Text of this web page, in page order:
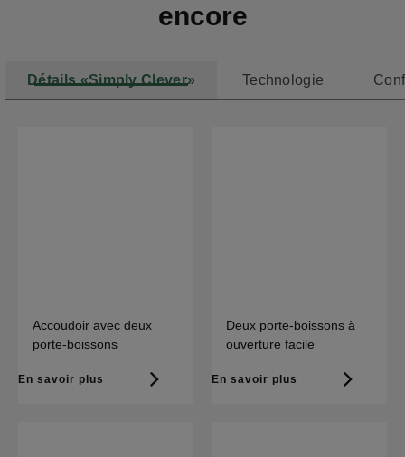
encore
Détails «Simply Clever» Technologie
Accoudoir avec deux
porte-boissons
En savoir plus
Deux porte-boissons à
ouverture facile
En savoir plus